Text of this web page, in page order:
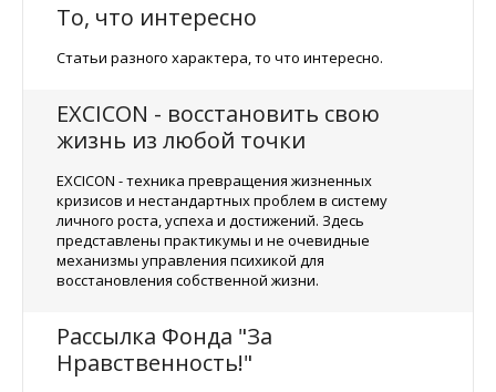
То, что интересно
Статьи разного характера, то что интересно.
EXCICON - восстановить свою
жизнь из любой точки
EXCICON - техника превращения жизненных
кризисов и нестандартных проблем в систему
личного роста, успеха и достижений. Здесь
представлены практикумы и не очевидные
механизмы управления психикой для
восстановления собственной жизни.
Рассылка Фонда "За
Нравственность!"